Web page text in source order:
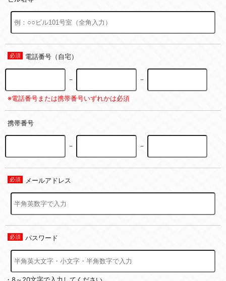
電話番号（自宅）
－ －
※電話番号または携帯番号いずれかは必須
携帯番号
－ －
メールアドレス
パスワード
・8～20文字で入力してください。